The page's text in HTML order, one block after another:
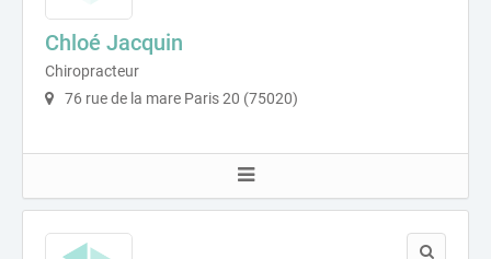
Chloé Jacquin
Chiropracteur
76 rue de la mare Paris 20 (75020)